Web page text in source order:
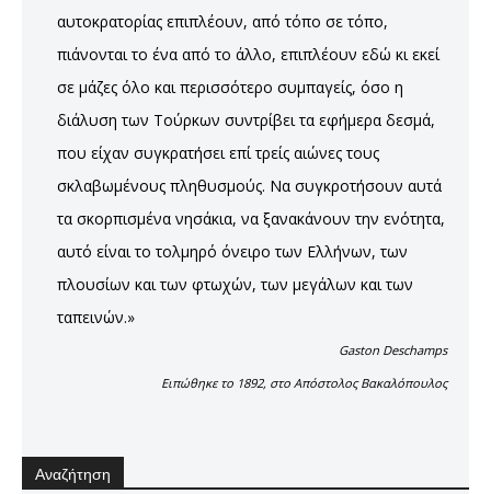
αυτοκρατορίας επιπλέουν, από τόπο σε τόπο,
πιάνονται το ένα από το άλλο, επιπλέουν εδώ κι εκεί
σε μάζες όλο και περισσότερο συμπαγείς, όσο η
διάλυση των Τούρκων συντρίβει τα εφήμερα δεσμά,
που είχαν συγκρατήσει επί τρείς αιώνες τους
σκλαβωμένους πληθυσμούς. Να συγκροτήσουν αυτά
τα σκορπισμένα νησάκια, να ξανακάνουν την ενότητα,
αυτό είναι το τολμηρό όνειρο των Ελλήνων, των
πλουσίων και των φτωχών, των μεγάλων και των
ταπεινών.»
Gaston Deschamps
Ειπώθηκε το 1892, στο Απόστολος Βακαλόπουλος
Αναζήτηση